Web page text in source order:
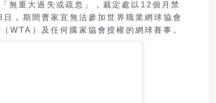
無重大過失或疏忽」，裁定處以12個月禁
，期間曹家宜無法參加世界職業網球協會
WTA）及任何國家協會授權的網球賽事。